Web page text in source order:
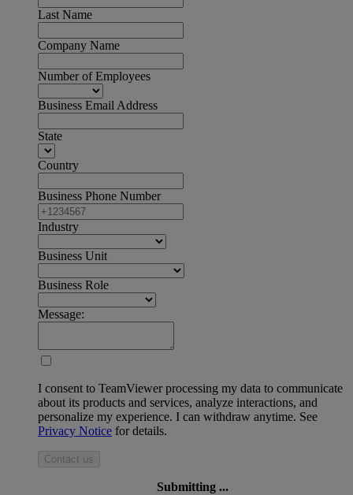
Last Name
Company Name
Number of Employees
Business Email Address
State
Country
Business Phone Number
Industry
Business Unit
Business Role
Message:
I consent to TeamViewer processing my data to communicate
about its products and services, analyze interactions, and
personalize my experience. I can withdraw anytime. See
Privacy Notice for details.
Contact us
Submitting ...